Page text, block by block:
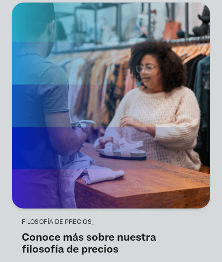
FILOSOFÍA DE PRECIOS_
Conoce más sobre nuestra
filosofía de precios